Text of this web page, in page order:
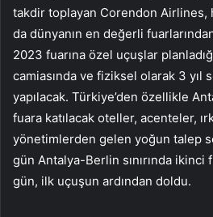
takdir toplayan Corendon Airlines,
da dünyanın en değerli
2023 fuarına özel uçuşlar
camiasında ve fiziksel olarak 3 yıl
yapılacak. Türkiye’den özellikle
fuara katılacak oteller, acenteler,
yönetimlerden gelen yoğun talep
gün Antalya-Berlin sınırında ikinci
gün, ilk uçuşun ardından doldu.